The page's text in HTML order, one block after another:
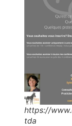
https://
tda